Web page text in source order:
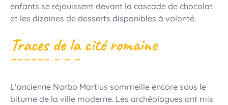
enfants se réjouissent devant la cascade de chocolat
et les dizaines de desserts disponibles à volonté.
Traces de la cité romaine
L’ancienne Narbo Martius sommeille encore sous le
bitume de la ville moderne. Les archéologues ont mis